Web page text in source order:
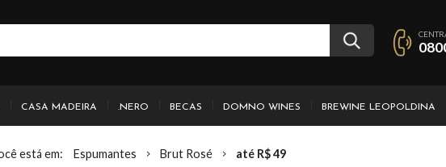
CASA MADEIRA .NERO BECAS DOMNO WINES BREWINE LEOPOLDINA
Espumantes Brut Rosé até R$ 49